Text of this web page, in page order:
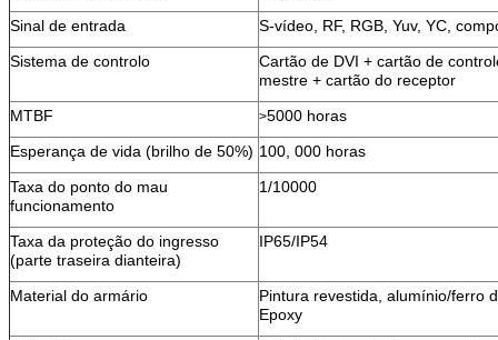
Sinal de entrada
S-vídeo, RF, RGB, Yuv, YC,
Sistema de controlo
Cartão de DVI + cartão de
mestre + cartão do receptor
MTBF
>5000 horas
Esperança de vida (brilho de 50%) 100, 000 horas
Taxa do ponto do mau
funcionamento
1/10000
Taxa da proteção do ingresso
(parte traseira dianteira)
IP65/IP54
Material do armário
Pintura revestida, alumínio/ferro
Epoxy